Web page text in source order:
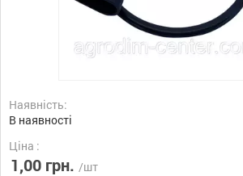
Наявність:
В наявності
Ціна :
1,00 грн. /шт